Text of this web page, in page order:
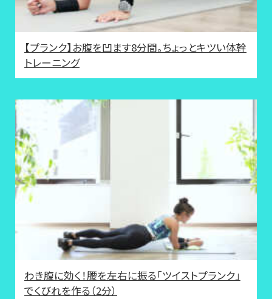
【プランク】お腹を凹ます8分間。ちょっとキツい体幹
トレーニング
わき腹に効く！腰を左右に振る「ツイストプランク」
でくびれを作る（2分）